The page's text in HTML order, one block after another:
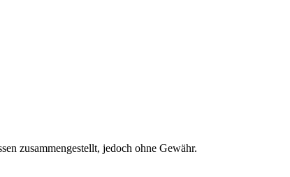
zusammengestellt, jedoch ohne Gewähr.